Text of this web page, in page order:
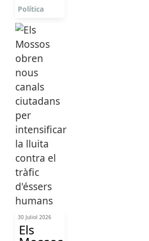
Política
30 Juliol 2026
Els